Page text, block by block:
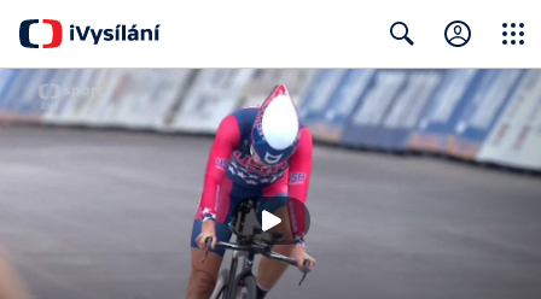
Search Close